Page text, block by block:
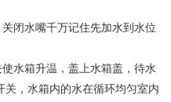
闭水嘴千万记住先加水到水位
水箱升温，盖上水箱盖，待水
，水箱内的水在循环均匀室内